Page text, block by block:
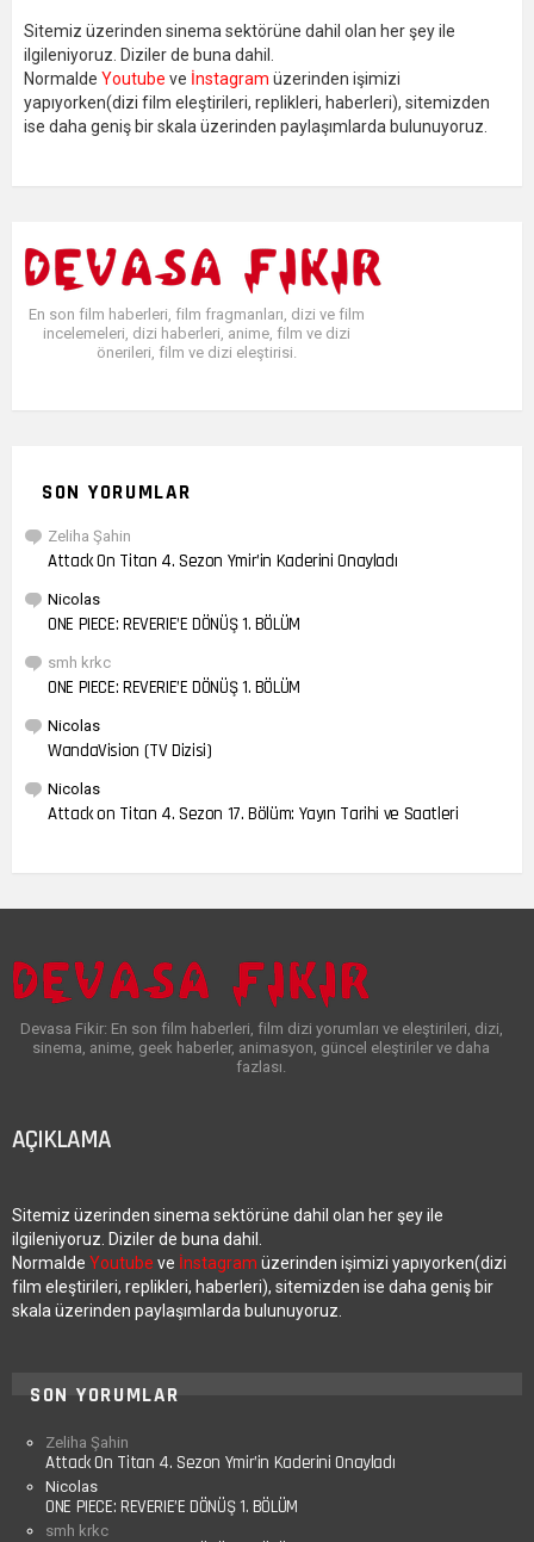
Sitemiz üzerinden sinema sektörüne dahil olan her şey ile
ilgileniyoruz. Diziler de buna dahil.
Normalde Youtube ve İnstagram üzerinden işimizi
yapıyorken(dizi film eleştirileri, replikleri, haberleri), sitemizden
ise daha geniş bir skala üzerinden paylaşımlarda bulunuyoruz.
En son film haberleri, film fragmanları, dizi ve film
incelemeleri, dizi haberleri, anime, film ve dizi
önerileri, film ve dizi eleştirisi.
SON YORUMLAR
Zeliha Şahin
Attack On Titan 4. Sezon Ymir’in Kaderini Onayladı
Nicolas
ONE PIECE: REVERIE’E DÖNÜŞ 1. BÖLÜM
smh krkc
ONE PIECE: REVERIE’E DÖNÜŞ 1. BÖLÜM
Nicolas
WandaVision (TV Dizisi)
Nicolas
Attack on Titan 4. Sezon 17. Bölüm: Yayın Tarihi ve Saatleri
Devasa Fikir: En son film haberleri, film dizi yorumları ve eleştirileri, dizi,
sinema, anime, geek haberler, animasyon, güncel eleştiriler ve daha
fazlası.
AÇIKLAMA
Sitemiz üzerinden sinema sektörüne dahil olan her şey ile
ilgileniyoruz. Diziler de buna dahil.
Normalde Youtube ve İnstagram üzerinden işimizi yapıyorken(dizi
film eleştirileri, replikleri, haberleri), sitemizden ise daha geniş bir
skala üzerinden paylaşımlarda bulunuyoruz.
SON YORUMLAR
Zeliha Şahin
Attack On Titan 4. Sezon Ymir’in Kaderini Onayladı
Nicolas
ONE PIECE: REVERIE’E DÖNÜŞ 1. BÖLÜM
smh krkc